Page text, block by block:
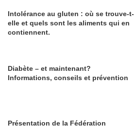
Intolérance au gluten : où se trouve-t-
elle et quels sont les aliments qui en
contiennent.
Diabète – et maintenant?
Informations, conseils et prévention
Présentation de la Fédération